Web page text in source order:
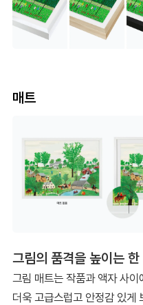
매트
그림의 품격을 높이는
그림 매트는 작품과 액자 사
더욱 고급스럽고 안정감 있게